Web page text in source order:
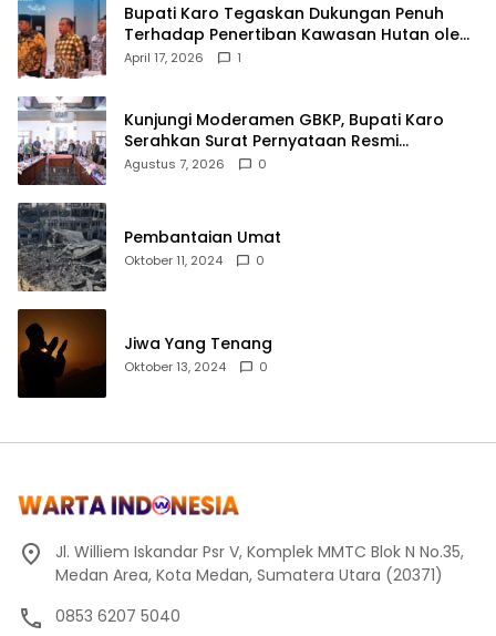
Bupati Karo Tegaskan Dukungan Penuh
Terhadap Penertiban Kawasan Hutan oleh
Pemerintah Pusat
April 17, 2026 1
Kunjungi Moderamen GBKP, Bupati Karo
Serahkan Surat Pernyataan Resmi
Penyerahan Aset RSUD Kabanjahe
Agustus 7, 2026 0
Pembantaian Umat
Oktober 11, 2024 0
Jiwa Yang Tenang
Oktober 13, 2024 0
Jl. Williem Iskandar Psr V, Komplek MMTC Blok N No.35,
Medan Area, Kota Medan, Sumatera Utara (20371)
0853 6207 5040